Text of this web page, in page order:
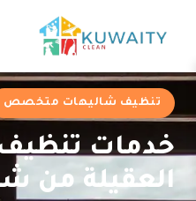
تنظيف شاليهات متخصص
خدمات
العقيلة من